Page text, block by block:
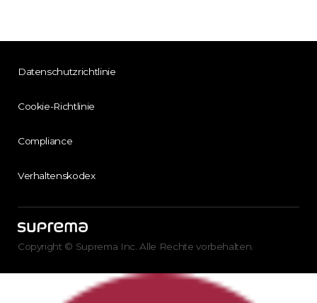
Datenschutzrichtlinie
Cookie-Richtlinie
Compliance
Verhaltenskodex
Copyright © Suprema Inc. Alle Rechte vorbehalten.